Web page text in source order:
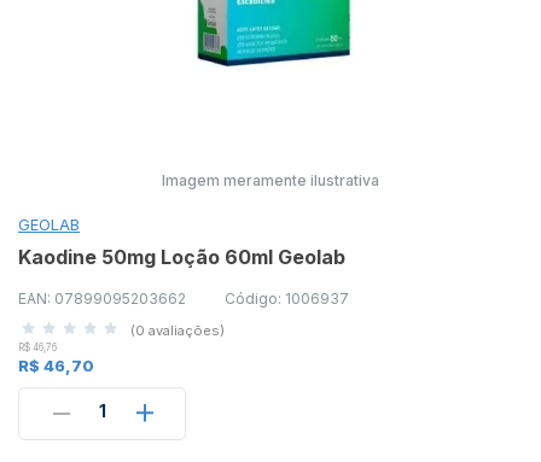
Imagem meramente ilustrativa
GEOLAB
Kaodine 50mg Loção 60ml Geolab
EAN: 07899095203662 Código: 1006937
(0 avaliações)
R$ 46,76
R$ 46,70
1